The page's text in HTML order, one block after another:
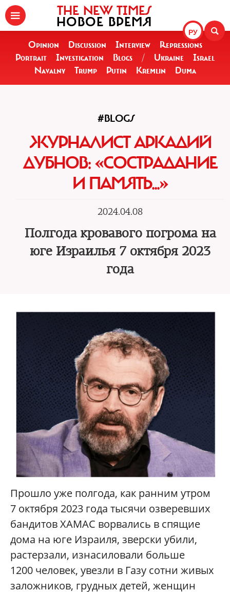
РУ
THE NEW TIMES
НОВОЕ ВРЕМЯ
Opinion Discussion Interview
Repressions
Portrait
Investigation Blogs / Ukraine
Israel
Navalny
Trump Putin Kremlin Duma
#BLOGS
ЖУРНАЛИСТ АРКАДИЙ
ДУБНОВ: «СОСТРАДАНИЕ
И ПАМЯТЬ...»
2024.04.08
Полгода кровавого погрома на
юге Израилья 7 октября 2023
года
Прошло уже полгода, как ранним утром
7 октября 2023 года тысячи озверевших
бандитов ХАМАС ворвались в спящие
дома на юге Израиля, зверски убили,
растерзали, изнасиловали больше
1200 человек, увезли в Газу сотни живых
заложников, грудных детей, женщин